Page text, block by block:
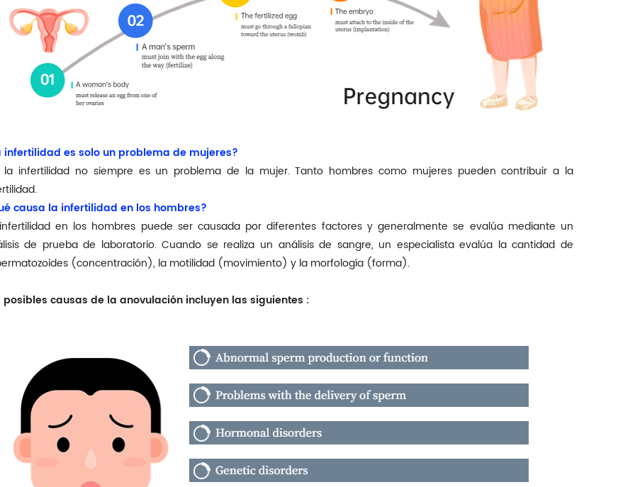
infertilidad es solo un problema de mujeres?
la infertilidad no siempre es un problema de la mujer. Tanto hombres como mujeres pueden contribuir a la
causa la infertilidad en los hombres?
en los hombres puede ser causada por diferentes factores y generalmente se evalúa mediante un
de prueba de laboratorio. Cuando se realiza un análisis de sangre, un especialista evalúa la cantidad de
(concentración), la motilidad (movimiento) y la morfología (forma).
posibles causas de la anovulación incluyen las siguientes :